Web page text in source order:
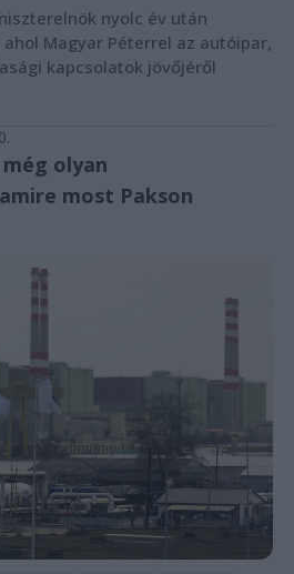
nyolc év után
Magyar Péterrel az autóipar,
kapcsolatok jövőjéről
olyan
most Pakson